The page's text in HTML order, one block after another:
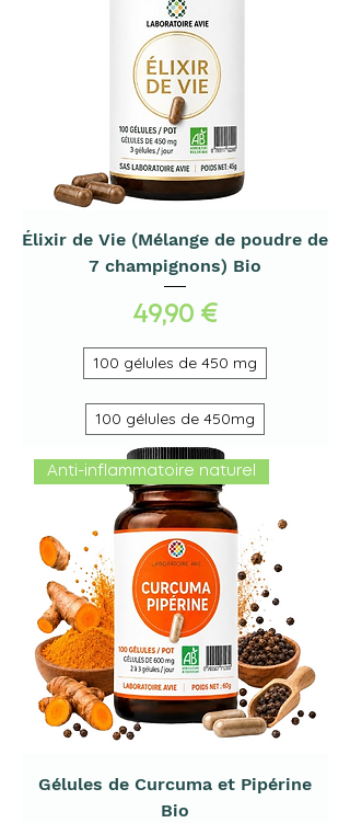
Élixir de Vie (Mélange de poudre de
7 champignons) Bio
Prix
49,90 €
100 gélules de 450 mg
100 gélules de 450mg
Anti-inflammatoire naturel
Gélules de Curcuma et Pipérine
Bio